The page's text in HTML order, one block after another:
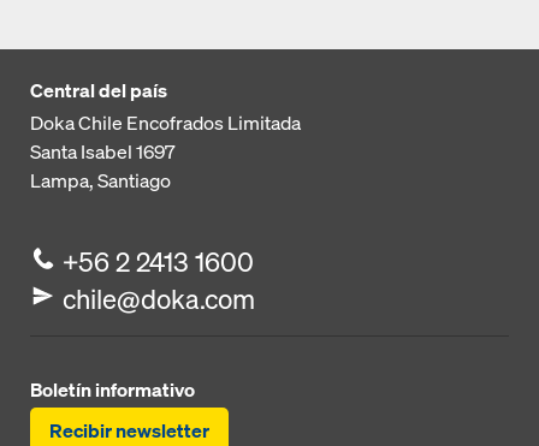
Central del país
Doka Chile Encofrados Limitada
Santa Isabel 1697
Lampa, Santiago
+56 2 2413 1600
chile@doka.com
Boletín informativo
Recibir newsletter